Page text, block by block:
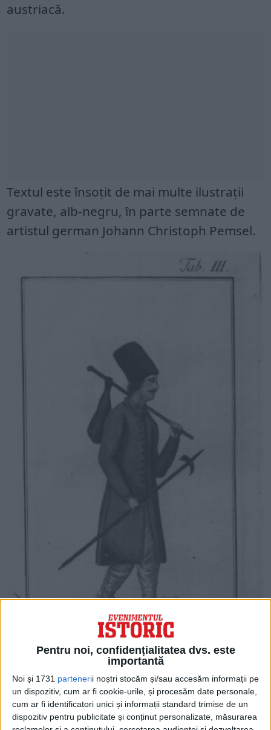
Pentru noi, confidențialitatea dvs. este
importantă
Noi și 1731 partenerii noștri stocăm și/sau accesăm informații pe
un dispozitiv, cum ar fi cookie-urile, și procesăm date personale,
cum ar fi identificatori unici și informații standard trimise de un
dispozitiv pentru publicitate și conținut personalizate, măsurarea
austriacă.
Textul este însoțit de mai multe ilustrații
gravate, alb-negru, în parte semnate de
artistul german Johann Christoph Pemsel.
Iată două însemnări din Călătoria lui